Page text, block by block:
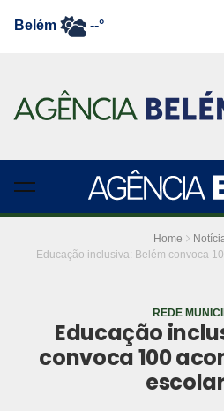
Belém --°
Home
Educação inclusiva: Belém convoca
REDE
Educação
convoca 100